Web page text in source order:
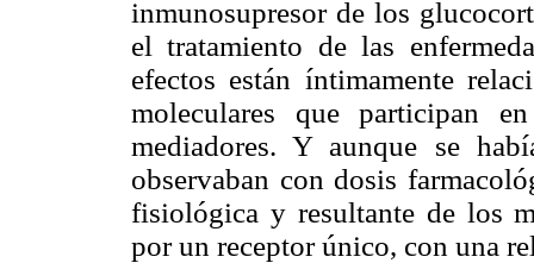
inmunosupresor de los
el tratamiento de las
efectos están íntimamente
moleculares que participan
mediadores. Y aunque se
observaban con dosis
fisiológica y resultante de los
por un receptor único, con una